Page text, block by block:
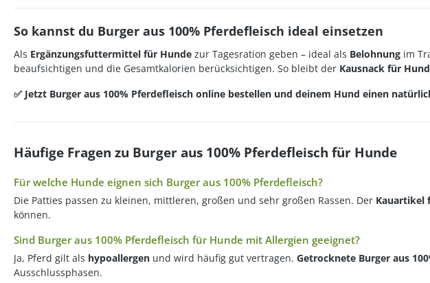
So kannst du Burger aus 100% Pferdefleisch ideal einsetzen
Als Ergänzungsfuttermittel für Hunde zur Tagesration geben – ideal als Belohnung im
beaufsichtigen und die Gesamtkalorien berücksichtigen. So bleibt der Kausnack für
✅ Jetzt Burger aus 100% Pferdefleisch online bestellen und deinem Hund einen
Häufige Fragen zu Burger aus 100% Pferdefleisch für Hunde
Für welche Hunde eignen sich Burger aus 100% Pferdefleisch?
Die Patties passen zu kleinen, mittleren, großen und sehr großen Rassen. Der Kauartikel
können.
Sind Burger aus 100% Pferdefleisch für Hunde mit Allergien geeignet?
Ja, Pferd gilt als hypoallergen und wird häufig gut vertragen. Getrocknete Burger aus
Ausschlussphasen.